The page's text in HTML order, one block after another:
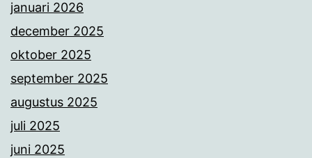
januari 2026
december 2025
oktober 2025
september 2025
augustus 2025
juli 2025
juni 2025